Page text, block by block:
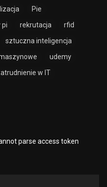
Pie
pi rekrutacja
rfid
sztuczna inteligencja
udemy
w IT
parse access token